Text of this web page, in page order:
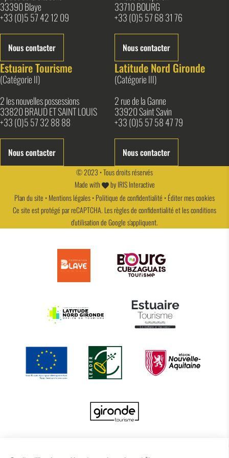
33390 Blaye
+33 (0)5 57 42 12 09
Nous contacter
33710 BOURG
+33 (0)5 57 68 31 76
Nous contacter
Estuaire Tourisme
(Catégorie II)
2 les nouvelles possessions
33820 BRAUD ET SAINT LOUIS
+33 (0)5 57 32 88 88
Nous contacter
Latitude Nord Gironde
(Catégorie III)
2 rue de la Ganne
33920 Saint Savin
+33 (0)5 57 58 47 79
Nous contacter
© 2023 • Tous droits réservés
Made with
byIRIS Interactive
Plan du site •Mentions légales•Politique de confidentialité •Éditer mes cookies
Ce site est protégé par reCAPTCHA. Lesrègles de confidentialitéet lesconditions
d'utilisationde Google s'appliquent.